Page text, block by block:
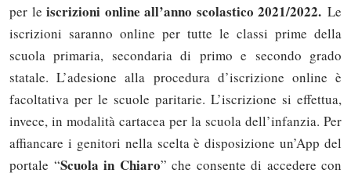
per le iscrizioni online all’anno scolastico 2021/2022.Le
iscrizioni saranno online per tutte le classi prime della
scuola primaria, secondaria di primo e secondo grado
statale. L’adesione alla procedura d’iscrizione online è
facoltativa per le scuole paritarie. L’iscrizione si effettua,
invece, in modalità cartacea per la scuola dell’infanzia. Per
affiancare i genitori nella scelta è disposizione un’App del
portale “Scuola in Chiaro” che consente di accedere con